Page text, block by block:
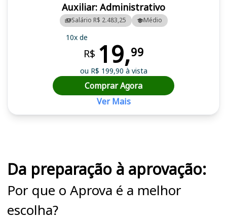
Auxiliar: Administrativo
Salário R$ 2.483,25 Médio
10x de
R$ 19,99
ou R$ 199,90 à vista
Comprar Agora
Ver Mais
Da preparação à aprovação:
Por que o Aprova é a melhor
escolha?